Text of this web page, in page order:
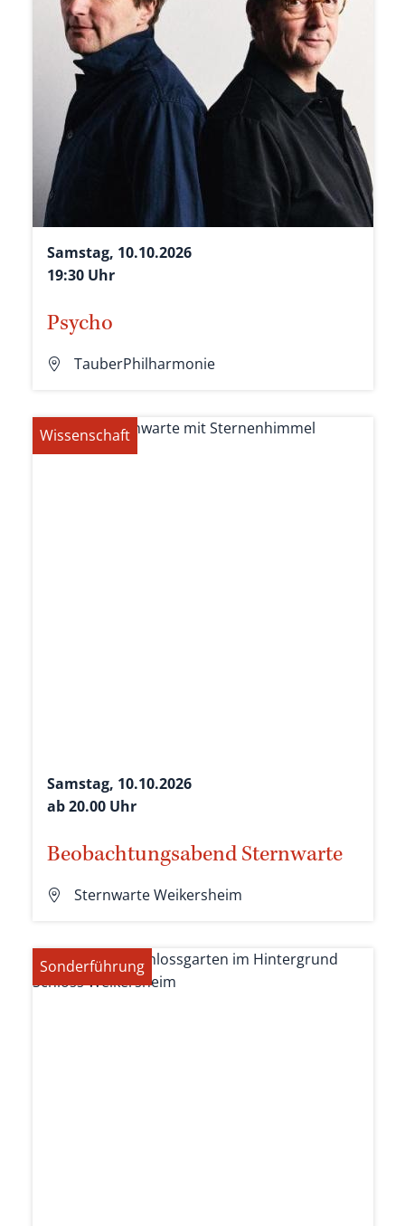
Samstag, 10.10.2026
19:30 Uhr
Psycho
TauberPhilharmonie
Wissenschaft
Samstag, 10.10.2026
ab 20.00 Uhr
Beobachtungsabend Sternwarte
Sternwarte Weikersheim
Sonderführung